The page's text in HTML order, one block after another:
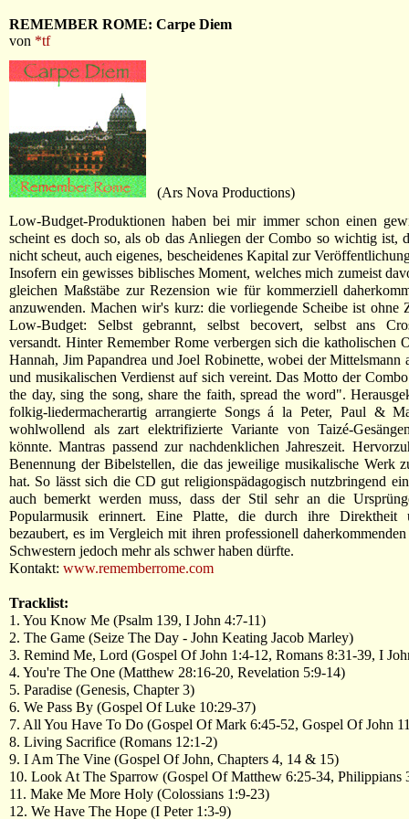
REMEMBER ROME: Carpe Diem
von *tf
(Ars Nova Productions)
Low-Budget-Produktionen haben bei mir immer schon einen
scheint es doch so, als ob das Anliegen der Combo so wichtig ist,
nicht scheut, auch eigenes, bescheidenes Kapital zur
Insofern ein gewisses biblisches Moment, welches mich zumeist
gleichen Maßstäbe zur Rezension wie für kommerziell
anzuwenden. Machen wir's kurz: die vorliegende Scheibe ist
Low-Budget: Selbst gebrannt, selbst becovert, selbst ans
versandt. Hinter Remember Rome verbergen sich die katholischen
Hannah, Jim Papandrea und Joel Robinette, wobei der Mittelsmann
und musikalischen Verdienst auf sich vereint. Das Motto der
the day, sing the song, share the faith, spread the word".
folkig-liedermacherartig arrangierte Songs á la Peter, Paul &
wohlwollend als zart elektrifizierte Variante von Taizé-
könnte. Mantras passend zur nachdenklichen Jahreszeit.
Benennung der Bibelstellen, die das jeweilige musikalische Werk
hat. So lässt sich die CD gut religionspädagogisch nutzbringend
auch bemerkt werden muss, dass der Stil sehr an die
Popularmusik erinnert. Eine Platte, die durch ihre Direktheit
bezaubert, es im Vergleich mit ihren professionell
Schwestern jedoch mehr als schwer haben dürfte.
Kontakt: www.rememberrome.com
Tracklist:
1. You Know Me (Psalm 139, I John 4:7-11)
2. The Game (Seize The Day - John Keating Jacob Marley)
3. Remind Me, Lord (Gospel Of John 1:4-12, Romans 8:31-39, I
4. You're The One (Matthew 28:16-20, Revelation 5:9-14)
5. Paradise (Genesis, Chapter 3)
6. We Pass By (Gospel Of Luke 10:29-37)
7. All You Have To Do (Gospel Of Mark 6:45-52, Gospel Of John
8. Living Sacrifice (Romans 12:1-2)
9. I Am The Vine (Gospel Of John, Chapters 4, 14 & 15)
10. Look At The Sparrow (Gospel Of Matthew 6:25-34, Philippians
11. Make Me More Holy (Colossians 1:9-23)
12. We Have The Hope (I Peter 1:3-9)